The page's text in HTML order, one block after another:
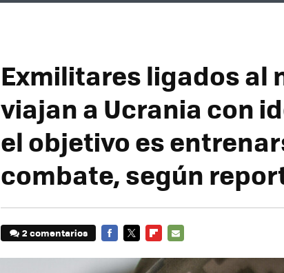
Exmilitares ligados al
viajan a Ucrania con
el objetivo es
combate, según
2 comentarios
MAIL